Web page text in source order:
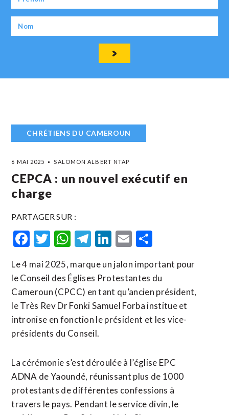
CHRÉTIENS DU CAMEROUN
6 MAI 2025 SALOMON ALBERT NTAP
CEPCA : un nouvel exécutif en
charge
PARTAGER SUR :
Facebook
Twitter
WhatsApp
Telegram
LinkedIn
Email
Le 4 mai 2025, marque un jalon important pour
le Conseil des Églises Protestantes du
Cameroun (CPCC) en tant qu’ancien président,
le Très Rev Dr Fonki Samuel Forba institue et
intronise en fonction le président et les vice-
présidents du Conseil.
La cérémonie s’est déroulée à l’église EPC
ADNA de Yaoundé, réunissant plus de 1000
protestants de différentes confessions à
travers le pays. Pendant le service divin, le